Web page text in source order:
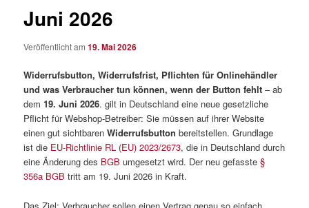
Juni 2026
Veröffentlicht am19. Mai 2026
Widerrufsbutton, Widerrufsfrist, Pflichten für Onlinehändler
und was Verbraucher tun können, wenn der Button fehlt – ab
dem19. Juni 2026. gilt in Deutschland eine neue gesetzliche
Pflicht für Webshop-Betreiber: Sie müssen auf ihrer Website
einen gut sichtbarenWiderrufsbutton bereitstellen. Grundlage
ist die EU-Richtlinie RL (EU) 2023/2673, die in Deutschland durch
eine Änderung des BGB umgesetzt wird. Der neu gefasste§
356a BGB tritt am 19. Juni 2026 in Kraft.
Das Ziel: Verbraucher sollen einen Vertrag genau so einfach